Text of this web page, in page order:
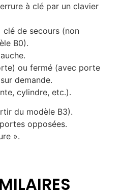
à clé par un clavier
de secours (non
B0).
ou fermé (avec porte
demande.
cylindre, etc.).
du modèle B3).
opposées.
».